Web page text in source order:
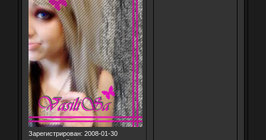
Зарегистрирован: 2008-01-30